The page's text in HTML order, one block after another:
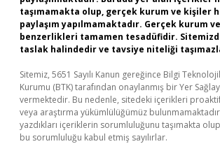
taşımamakta olup, gerçek kurum ve kişiler
paylaşım yapılmamaktadır. Gerçek kurum
benzerlikleri tamamen tesadüfidir.
taslak halindedir ve tavsiye niteliği
Sitemiz, 5651 Sayılı Kanun gereğince Bilgi
Kurumu (BTK) tarafından onaylanmış bir Yer
vermektedir. Bu nedenle, sitedeki içerikleri
veya araştırma yükümlülüğümüz
yazdıkları içeriklerin sorumluluğunu taşımakta
bu sorumluluğu kabul etmiş sayılırlar.